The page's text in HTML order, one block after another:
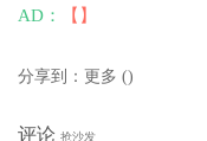
AD： 【】
分享到： 更多 ()
评论 抢沙发